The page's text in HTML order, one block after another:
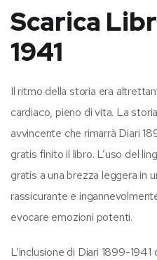
Scarica
1941
Il ritmo della storia era
cardiaco, pieno di vita. La
avvincente che rimarrà Diari
gratis finito il libro. L’uso del
gratis a una brezza leggera in
rassicurante e
evocare emozioni potenti.
L’inclusione di Diari 1899-